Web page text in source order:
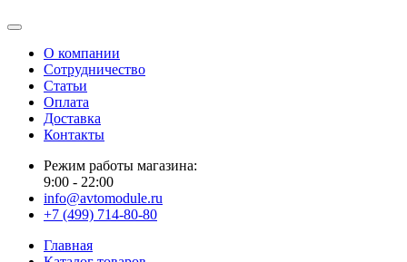
О компании
Сотрудничество
Статьи
Оплата
Доставка
Контакты
Режим работы магазина:
9:00 - 22:00
info@avtomodule.ru
+7 (499) 714-80-80
Главная